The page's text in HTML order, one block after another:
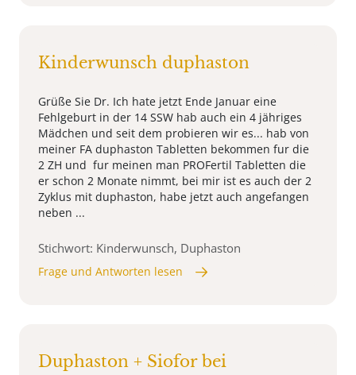
Kinderwunsch duphaston
Grüße Sie Dr. Ich hate jetzt Ende Januar eine
Fehlgeburt in der 14 SSW hab auch ein 4 jähriges
Mädchen und seit dem probieren wir es... hab von
meiner FA duphaston Tabletten bekommen fur die
2 ZH und fur meinen man PROFertil Tabletten die
er schon 2 Monate nimmt, bei mir ist es auch der 2
Zyklus mit duphaston, habe jetzt auch angefangen
neben ...
Stichwort: Kinderwunsch, Duphaston
Frage und Antworten lesen
Duphaston + Siofor bei